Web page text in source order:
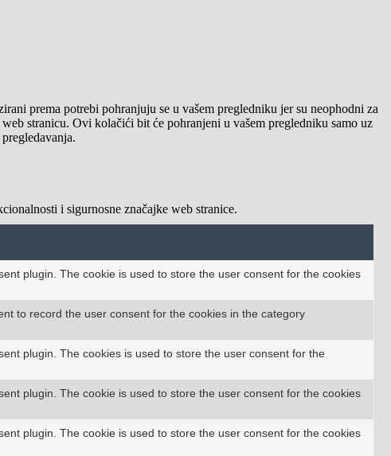
prema potrebi pohranjuju se u vašem pregledniku jer su neophodni za
stranicu. Ovi kolačići bit će pohranjeni u vašem pregledniku samo uz
i sigurnosne značajke web stranice.
plugin. The cookie is used to store the user consent for the cookies
to record the user consent for the cookies in the category
plugin. The cookies is used to store the user consent for the
plugin. The cookie is used to store the user consent for the cookies
plugin. The cookie is used to store the user consent for the cookies